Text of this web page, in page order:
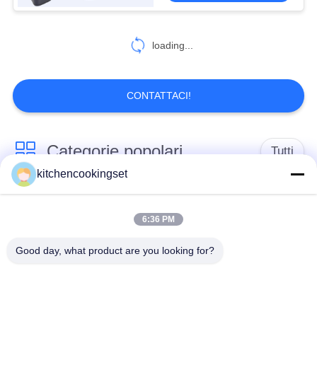
loading...
CONTATTACI!
Categorie popolari Tutti
Set di pentole
antiaderenti
insiemi delle pentole
kitchencookingset
6:36 PM
Good day, what product are you looking for?